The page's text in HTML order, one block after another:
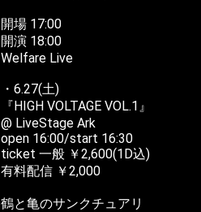
開場 17:00
開演 18:00
Welfare Live
・6.27(土)
『HIGH VOLTAGE VOL.1』
@ LiveStage Ark
open 16:00/start 16:30
ticket 一般 ￥2,600(1D込)
有料配信 ￥2,000
鶴と亀のサンクチュアリ